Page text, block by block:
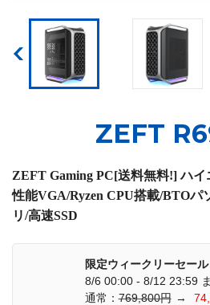
ZEFT
ZEFT Gaming PC[送料無料!] ハ
性能VGA/Ryzen CPU搭載/BTOパ
リ/高速SSD
限定ウィークリーセール
8/6 00:00 - 8/12 23:59
通常：769,800円 →